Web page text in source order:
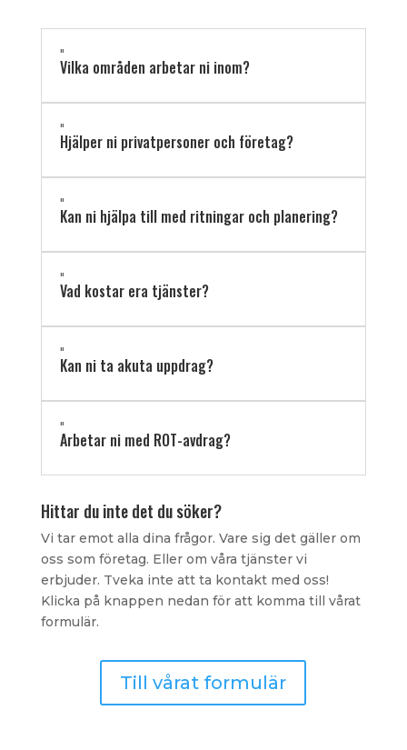
"
Vilka områden arbetar ni inom?
"
Hjälper ni privatpersoner och företag?
"
Kan ni hjälpa till med ritningar och planering?
"
Vad kostar era tjänster?
"
Kan ni ta akuta uppdrag?
"
Arbetar ni med ROT-avdrag?
Hittar du inte det du söker?
Vi tar emot alla dina frågor. Vare sig det gäller om
oss som företag. Eller om våra tjänster vi
erbjuder. Tveka inte att ta kontakt med oss!
Klicka på knappen nedan för att komma till vårat
formulär.
Till vårat formulär